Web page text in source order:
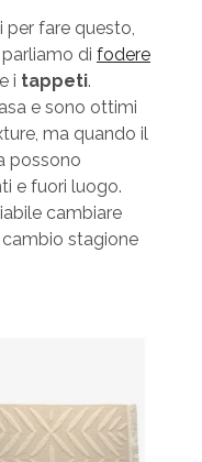
per fare questo,
di fodere
i tappeti.
e sono ottimi
ma quando il
possono
e fuori luogo.
cambiare
stagione